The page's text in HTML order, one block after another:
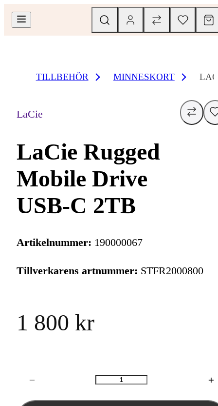
TILLBEHÖR MINNESKORT
LaCie
LaCie Rugged
Mobile Drive
USB-C 2TB
Artikelnummer: 190000067
Tillverkarens artnummer: STFR2000800
1 800 kr
Antal